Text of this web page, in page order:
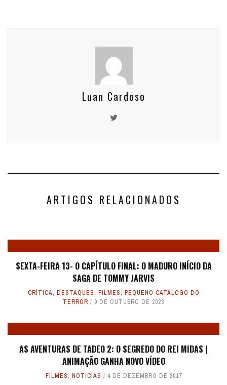
Luan Cardoso
ARTIGOS RELACIONADOS
SEXTA-FEIRA 13- O CAPÍTULO FINAL: O MADURO INÍCIO DA
SAGA DE TOMMY JARVIS
CRÍTICA, DESTAQUES, FILMES, PEQUENO CATÁLOGO DO
TERROR
9 DE OUTUBRO DE 2023
AS AVENTURAS DE TADEO 2: O SEGREDO DO REI MIDAS |
ANIMAÇÃO GANHA NOVO VÍDEO
FILMES, NOTICIAS 4 DE DEZEMBRO DE 2017